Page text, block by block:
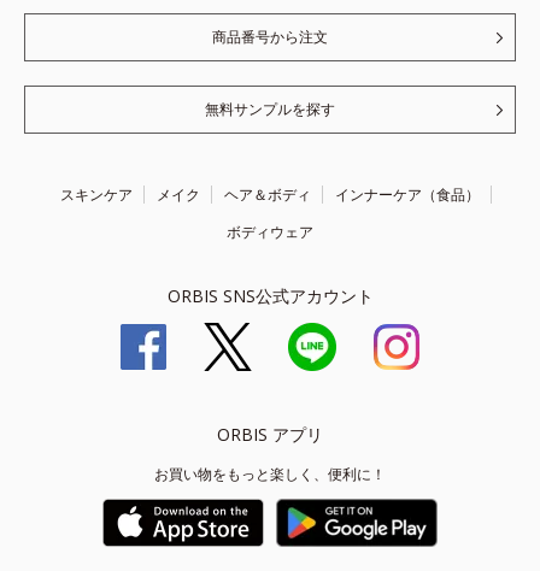
商品番号から注文
無料サンプルを探す
スキンケア メイク ヘア＆ボディ
インナーケア（食品）
ボディウェア
ORBIS SNS公式アカウント
ORBIS アプリ
お買い物をもっと楽しく、便利に！